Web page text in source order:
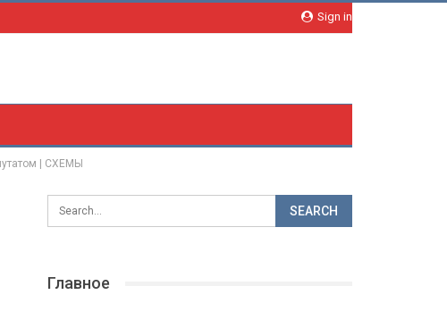
Sign in
| СХЕМЫ
Главное